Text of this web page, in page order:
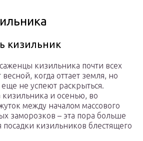
кизильник
кизильника почти всех
когда оттает земля, но
не успеют раскрыться.
кизильника и осенью, во
между началом массового
заморозков – эта пора больше
посадки кизильников блестящего